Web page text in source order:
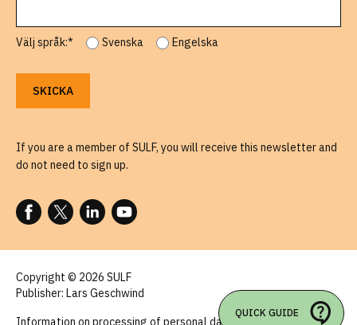
Välj språk:* Svenska Engelska
If you are a member of SULF, you will receive this newsletter and
do not need to sign up.
FOLLOW US ON FACEBOOK
FOLLOW US ON X
FOLLOW US ON LINKEDIN
FOLLOW US ON YOUTUBE
Copyright © 2026 SULF
Publisher: Lars Geschwind
Information on processing of personal data
QUICK GUIDE